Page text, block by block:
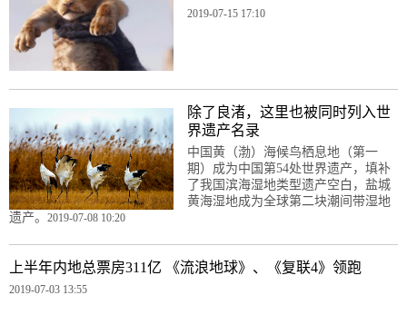
2019-07-15 17:10
除了良渚，这里也被同时列入世
界遗产名录
中国黄（渤）海候鸟栖息地（第一
期）成为中国第54处世界遗产，填补
了我国滨海湿地类型遗产空白，盐城
黄海湿地成为全球第二块潮间带湿地
遗产。 2019-07-08 10:20
上半年内地总票房311亿 《流浪地球》、《复联4》领跑
2019-07-03 13:55